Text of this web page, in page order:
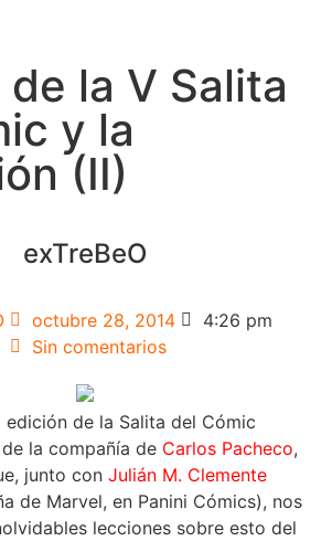
la V Salita
y la
(II)
exTreBeO
octubre 28, 2014
4:26 pm
Sin comentarios
edición de la Salita del Cómic
la compañía de Carlos Pacheco,
junto con Julián M. Clemente
de Marvel, en Panini Cómics), nos
lecciones sobre esto del